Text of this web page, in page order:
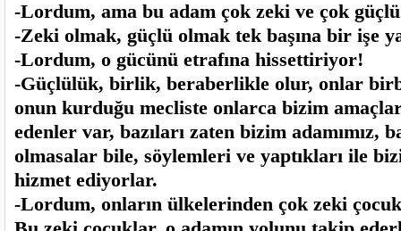
-Lordum, ama bu adam çok zeki ve çok
-Zeki olmak, güçlü olmak tek başına bir işe
-Lordum, o gücünü etrafına hissettiriyor!
-Güçlülük, birlik, beraberlikle olur, onlar
onun kurduğu mecliste onlarca bizim
edenler var, bazıları zaten bizim adamımız,
olmasalar bile, söylemleri ve yaptıkları ile
hizmet ediyorlar.
-Lordum, onların ülkelerinden çok zeki